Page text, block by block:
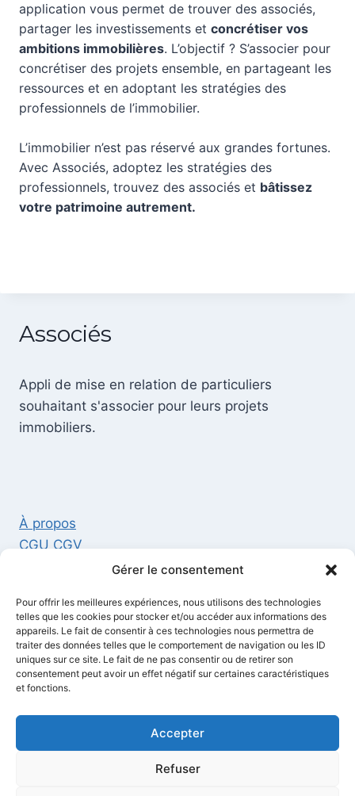
Gérer le consentement
Pour offrir les meilleures expériences, nous utilisons des technologies
telles que les cookies pour stocker et/ou accéder aux informations des
appareils. Le fait de consentir à ces technologies nous permettra de
traiter des données telles que le comportement de navigation ou les ID
uniques sur ce site. Le fait de ne pas consentir ou de retirer son
consentement peut avoir un effet négatif sur certaines caractéristiques
et fonctions.
Accepter
Refuser
application vous permet de trouver des associés,
partager les investissements et concrétiser vos
ambitions immobilières. L’objectif ? S’associer pour
concrétiser des projets ensemble, en partageant les
ressources et en adoptant les stratégies des
professionnels de l’immobilier.
L’immobilier n’est pas réservé aux grandes fortunes.
Avec Associés, adoptez les stratégies des
professionnels, trouvez des associés et bâtissez
votre patrimoine autrement.
Associés
Appli de mise en relation de particuliers
souhaitant s'associer pour leurs projets
immobiliers.
À propos
CGU CGV
Mentions légales
Contact
Politique de Confidentialité de l'Application